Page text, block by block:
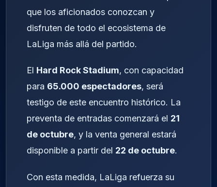
que los aficionados conozcan y
disfruten de todo el ecosistema de
LaLiga más allá del partido.
El Hard Rock Stadium, con capacidad
para 65.000 espectadores, será
testigo de este encuentro histórico. La
preventa de entradas comenzará el 21
de octubre, y la venta general estará
disponible a partir del 22 de octubre.
Con esta medida, LaLiga refuerza su